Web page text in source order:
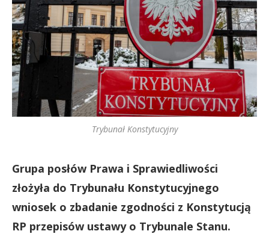
Trybunał Konstytucyjny
Grupa posłów Prawa i Sprawiedliwości
złożyła do Trybunału Konstytucyjnego
wniosek o zbadanie zgodności z Konstytucją
RP przepisów ustawy o Trybunale Stanu.